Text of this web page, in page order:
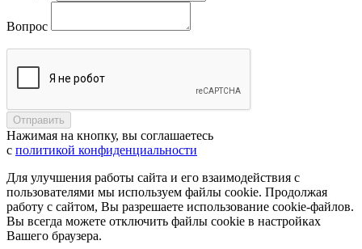
Вопрос
Нажимая на кнопку, вы соглашаетесь
с политикой конфиденциальности
Для улучшения работы сайта и его взаимодействия с
пользователями мы используем файлы cookie. Продолжая
работу с сайтом, Вы разрешаете использование cookie-файлов.
Вы всегда можете отключить файлы cookie в настройках
Вашего браузера.